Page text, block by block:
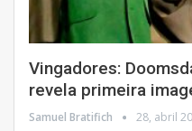
Vingadores:
revela primeira
Samuel Bratifich 28, abril